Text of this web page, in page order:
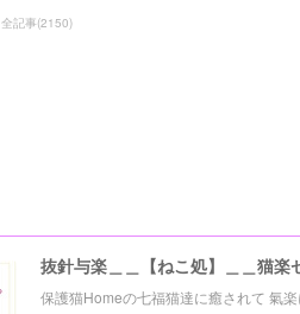
全記事(2150)
抜針与楽＿＿【ねこ処】＿＿猫
保護猫Homeの七福猫達に癒されて 氣